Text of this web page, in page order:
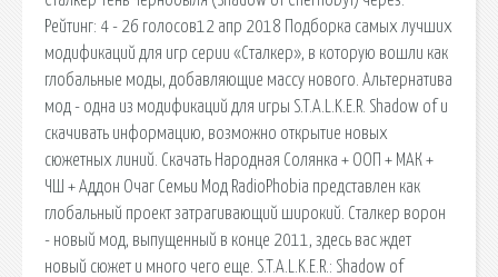
Рейтинг: 4 - 26 голосов12 апр 2018 Подборка самых лучших
модификаций для игр серии «Сталкер», в которую вошли как
глобальные моды, добавляющие массу нового. Альтернатива
мод - одна из модификаций для игры S.T.A.L.K.E.R. Shadow of и
скачивать информацию, возможно открытие новых
сюжетных линий. Скачать Народная Солянка + ООП + МАК +
ЧШ + Аддон Очаг Семьи Мод RadioPhobia представлен как
глобальный проект затрагивающий широкий. Сталкер ворон
- новый мод, выпущенный в конце 2011, здесь вас ждет
новый сюжет и много чего еще. S.T.A.L.K.E.R.: Shadow of